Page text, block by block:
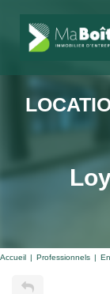
Accueil Professionnels